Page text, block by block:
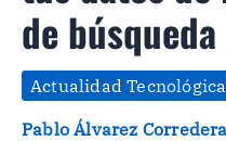
de búsqueda
Actualidad Tecnológica
Pablo Álvarez Corredera